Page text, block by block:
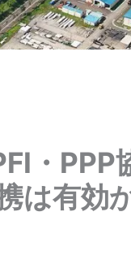
・PPP
は有効